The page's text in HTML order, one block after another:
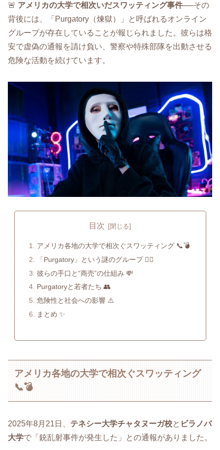
🚨 アメリカの大学で相次いだスワッティング事件──その
背後には、「Purgatory（煉獄）」と呼ばれるオンライン
グループが存在していることが報じられました。彼らは格
安で虚偽の通報を請け負い、警察や特殊部隊を出動させる
危険な活動を続けています。
目次
アメリカ各地の大学で相次ぐスワッティング 📞💣
「Purgatory」という謎のグループ 🕵️‍♂️
彼らの手口と“商売”の仕組み 💸
Purgatoryと若者たち 👥
危険性と社会への影響 ⚠️
まとめ ✨
アメリカ各地の大学で相次ぐスワッティング
📞💣
2025年8月21日、 テネシー大学チャタヌーガ校と ビラノバ
大学で「銃乱射事件が発生した」との通報がありました。